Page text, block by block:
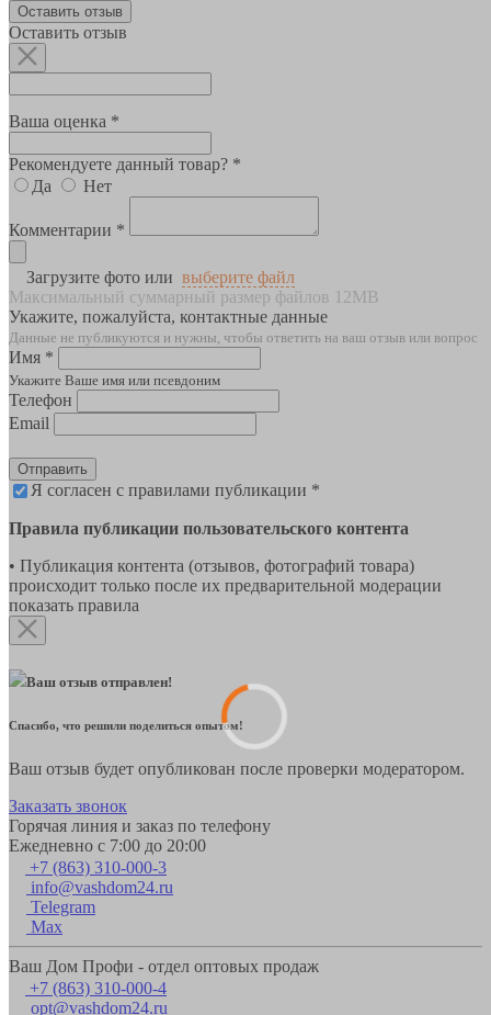
Оставить отзыв
Оставить отзыв
Ваша оценка *
Рекомендуете данный товар? *
Да
Нет
Комментарии *
Загрузите фото или выберите файл
Максимальный суммарный размер файлов 12MB
Укажите, пожалуйста, контактные данные
Данные не публикуются и нужны, чтобы ответить на ваш отзыв или вопрос
Имя *
Укажите Ваше имя или псевдоним
Телефон
Email
Отправить
Я согласен с правилами публикации *
Правила публикации пользовательского контента
• Публикация контента (отзывов, фотографий товара)
происходит только после их предварительной модерации
показать правила
Ваш отзыв отправлен!
Спасибо, что решили поделиться опытом!
Ваш отзыв будет опубликован после проверки модератором.
Заказать звонок
Горячая линия и заказ по телефону
Ежедневно с 7:00 до 20:00
+7 (863) 310-000-3
info@vashdom24.ru
Telegram
Max
Ваш Дом Профи - отдел оптовых продаж
+7 (863) 310-000-4
opt@vashdom24.ru